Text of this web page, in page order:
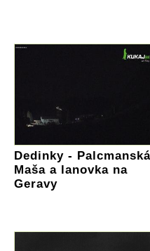
Dedinky - Palcmanská
Maša a lanovka na
Geravy